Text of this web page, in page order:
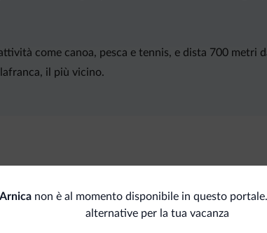
come canoa, pesca e tennis, e dista 700
il più vicino.
Senza barriere architettoniche
non è al momento disponibile in questo
alternative per la tua vacanza